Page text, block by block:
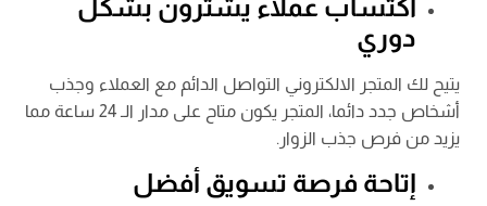
اكتساب عملاء يشترون بشكل
دوري
يتيح لك المتجر الالكتروني التواصل الدائم مع العملاء وجذب
أشخاص جدد دائما، المتجر يكون متاح على مدار الـ 24 ساعة مما
يزيد من فرص جذب الزوار.
إتاحة فرصة تسويق أفضل